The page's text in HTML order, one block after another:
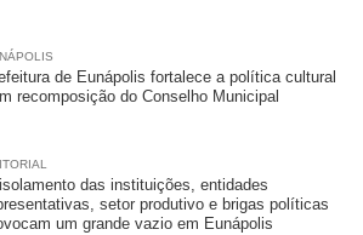
de Eunápolis fortalece a política cultural
recomposição do Conselho Municipal
das instituições, entidades
setor produtivo e brigas políticas
um grande vazio em Eunápolis